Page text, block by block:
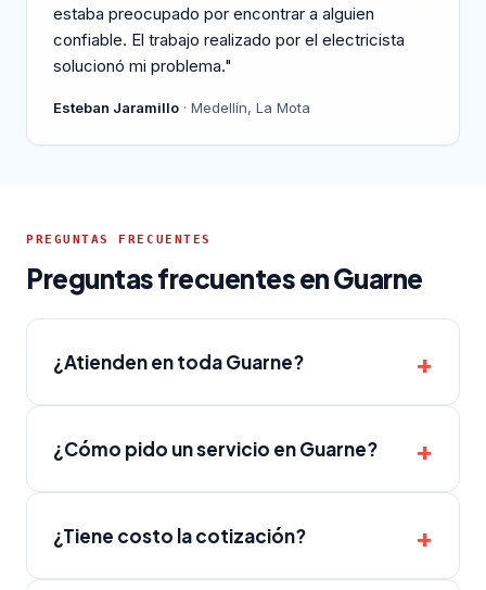
estaba preocupado por encontrar a alguien
confiable. El trabajo realizado por el electricista
solucionó mi problema."
Esteban Jaramillo · Medellín, La Mota
PREGUNTAS FRECUENTES
Preguntas frecuentes en Guarne
¿Atienden en toda Guarne?
¿Cómo pido un servicio en Guarne?
¿Tiene costo la cotización?